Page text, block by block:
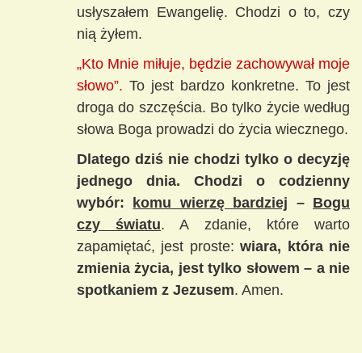
usłyszałem Ewangelię. Chodzi o to, czy
nią żyłem.
„Kto Mnie miłuje, będzie zachowywał moje
słowo”. To jest bardzo konkretne. To jest
droga do szczęścia. Bo tylko życie według
słowa Boga prowadzi do życia wiecznego.
Dlatego dziś nie chodzi tylko o decyzję
jednego dnia. Chodzi o codzienny
wybór:
komu wierzę bardziej – Bogu
czy światu. A zdanie, które warto
zapamiętać, jest proste:wiara, która nie
zmienia życia, jest tylko słowem – a nie
spotkaniem z Jezusem. Amen.